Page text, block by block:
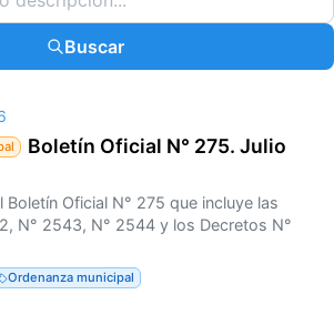
Buscar
Boletín Oficial N° 275. Julio
Oficial N° 275 que incluye las
N° 2543, N° 2544 y los Decretos N°
Ordenanza municipal